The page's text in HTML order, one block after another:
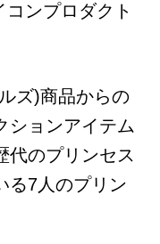
ンプロダクト
ズ)商品からの
ションアイテム
代のプリンセス
る7人のプリン